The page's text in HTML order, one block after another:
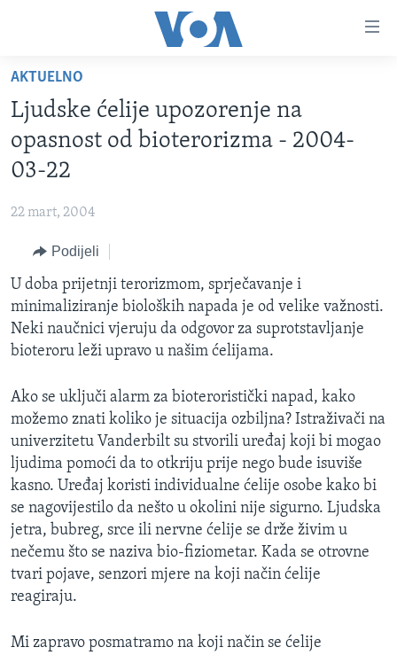
glavni
sadržaj
Pređi
na
glavnu
Idi
pretragu
TV PROGRAM
VIDEO
FOTOGRAFIJE DANA
SJEDINJENE AMERIČKE DRŽAVE
BOSNA I HERCEGOVINA
SVIJET
NAUKA I TEHNOLOGIJA
SPECIJALNI PROJEKTI
KORUPCIJA
SLOBODA MEDIJA
ŽENSKA STRANA
MAGAZIN
O GLASU AMERIKE
Learning English
PRATITE NAS
AKTUELNO
Ljudske ćelije upozorenje na
opasnost od bioterorizma - 2004-
03-22
22 mart, 2004
Podijeli
U doba prijetnji terorizmom, sprječavanje i
minimaliziranje bioloških napada je od velike važnosti.
Neki naučnici vjeruju da odgovor za suprotstavljanje
bioteroru leži upravo u našim ćelijama.
Ako se uključi alarm za bioteroristički napad, kako
možemo znati koliko je situacija ozbiljna? Istraživači na
univerzitetu Vanderbilt su stvorili uređaj koji bi mogao
ljudima pomoći da to otkriju prije nego bude isuviše
kasno. Uređaj koristi individualne ćelije osobe kako bi
se nagovijestilo da nešto u okolini nije sigurno. Ljudska
jetra, bubreg, srce ili nervne ćelije se drže živim u
nečemu što se naziva bio-fiziometar. Kada se otrovne
tvari pojave, senzori mjere na koji način ćelije
reagiraju.
Mi zapravo posmatramo na koji način se ćelije